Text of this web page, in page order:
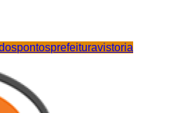
pontosprefeituravistoria